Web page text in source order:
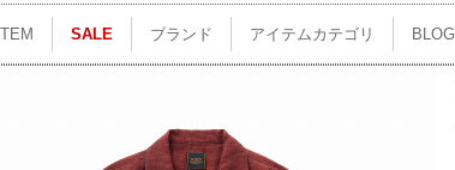
SALE ブランド アイテムカテゴリ BLOG